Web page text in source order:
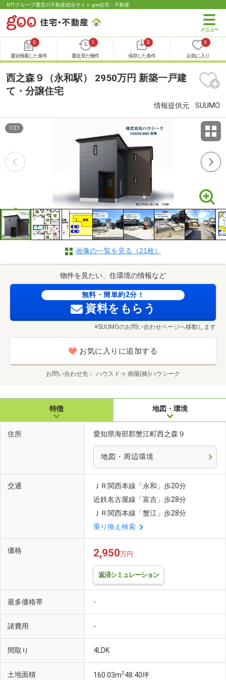
NTTグループ運営の不動産総合サイト goo住宅・不動産
0
最近検索した条件
1
最近見た物件
0
保存した条件
0
お気に入り
西之森９（永和駅） 2950万円 新築一戸建
て・分譲住宅
情報提供元 SUUMO
1 /21
画像の一覧を見る（21枚）
物件を見たい、住環境の情報など
無料・簡単約2分！
資料をもらう
※SUUMOのお問い合わせページへ移動します
お気に入りに追加する
お問い合わせ先 ハウスドゥ 南陽(株)ハウシーク
特徴 地図・環境
住所 愛知県海部郡蟹江町西之森９
地図・周辺環境
交通
ＪＲ関西本線「永和」歩20分
近鉄名古屋線「富吉」歩28分
ＪＲ関西本線「蟹江」歩28分
乗り換え検索
価格 2,950万円
返済シミュレーション
最多価格帯 -
諸費用 -
間取り 4LDK
土地面積 160.03m248.40坪